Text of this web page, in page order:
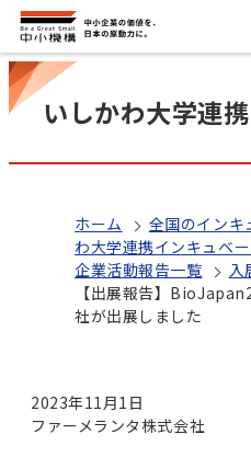
いしかわ大学連
ホーム 全国のインキ
わ大学連携インキュベ
企業活動報告一覧
入
【出展報告】
社が出展しました
2023年11月1日
ファーメランタ株式会社